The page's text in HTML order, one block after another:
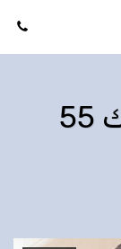
مميزات شاشة جاك 55